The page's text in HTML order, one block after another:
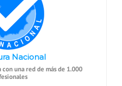
Nacional
una red de más de 1.000